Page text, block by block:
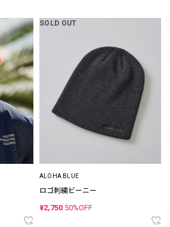
SOLD OUT
ALOHA BLUE
ロゴ刺繍ビーニー
¥2,750 50%OFF